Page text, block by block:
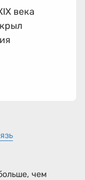
века
чем